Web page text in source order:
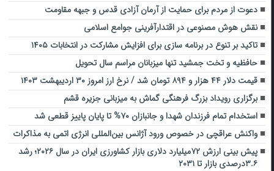
دعوت از مردم برای حمایت از آرمان آزادی قدس و جبهه مقاومت
نقش هوش مصنوعی در اقتدارآفرینی جوامع اسلامی
تاکید بر تنوع در برنامه سازی برای افزایش مشارکت در انتخابات ۱۴۰۵
حافظیه و تخت جمشید تنها میزبانان مراسم سال تحویل
قیمت دلار ۴۴ هزار و ۸۹۴ تومان شد / نرخ ارز امروز ۳۰ اردیبهشت ۱۴۰۳
برگزاری رویداد بزرگ فرهنگی گماش به میزبانی جزیره قشم
استخدام تمام فرزندان شهدا و جانبازان ۷۰% تا پایان پاییز قطعی شد
واکنش عراقچی در خصوص ورود آژانس بین‌المللی انرژی اتمی به مذاکرات
پیش بینی ارزش ۷۲میلیارد دلاری بازار کشاورزی ایران در سال ۲۰۲۶؛ رشد
۳.۶درصدی بازار تا ۲۰۳۱